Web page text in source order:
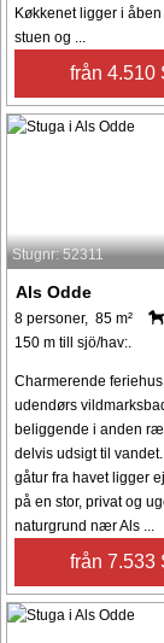
Køkkenet ligger i åben
stuen og ...
från 4.510
Stugnr: 52311
Als Odde
8 personer, 85 m²
150 m till sjö/hav:.
Charmerende
udendørs
beliggende i anden
delvis udsigt til
gåtur fra havet ligger
på en stor, privat og
naturgrund nær Als ...
från 7.533